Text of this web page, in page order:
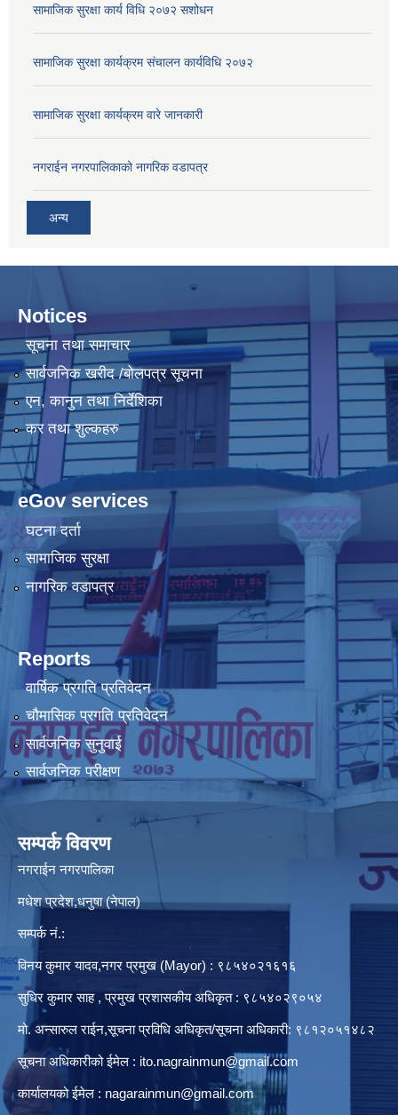
सामाजिक सुरक्षा कार्य विधि २०७२ स‌शोधन
सामाजिक सुरक्षा कार्यक्रम संचालन कार्यविधि २०७२
सामाजिक सुरक्षा कार्यक्रम वारे जानकारी
नगराईन नगरपालिकाको नागरिक वडापत्र
अन्य
Notices
सूचना तथा समाचार
सार्वजनिक खरीद /बोलपत्र सूचना
एन, कानुन तथा निर्देशिका
कर तथा शुल्कहरु
eGov services
घटना दर्ता
सामाजिक सुरक्षा
नागरिक वडापत्र
Reports
वार्षिक प्रगति प्रतिवेदन
चौमासिक प्रगति प्रतिवेदन
सार्वजनिक सुनुवाई
सार्वजनिक परीक्षण
सम्पर्क विवरण
नगराईन नगरपालिका
मधेश प्रदेश,धनुषा (नेपाल)
सम्पर्क नं.:
विनय कुमार यादव,नगर प्रमुख (Mayor) : ९८५४०२१६१६
सुधिर कुमार साह , प्रमुख प्रशासकीय अधिकृत : ९८५४०२९०५४
मो. अन्सारुल राईन,सूचना प्रविधि अधिकृत/सूचना अधिकारी: ९८१२०५१४८२
सूचना अधिकारीको ईमेल : ito.nagrainmun@gmail.com
कार्यालयको ईमेल : nagarainmun@gmail.com